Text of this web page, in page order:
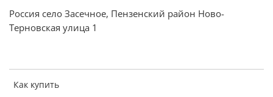
Емкости SLIM SPACE: 2
Электронный блок управления и индикации
Внешний дисплей
Как купить
Россия село Засечное, Пензенский район Ново-
Терновская улица 1